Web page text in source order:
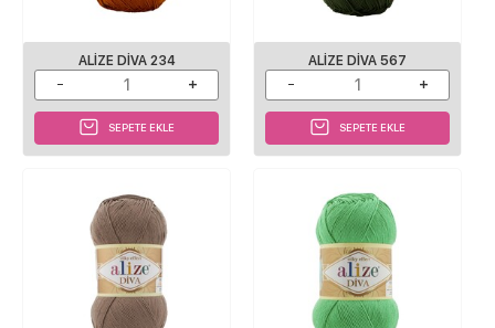
ALIZE DIVA 234
SEPETE EKLE
ALIZE DIVA 567
SEPETE EKLE